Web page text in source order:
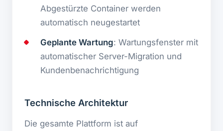
Abgestürzte Container werden
automatisch neugestartet
Geplante Wartung: Wartungsfenster mit
automatischer Server-Migration und
Kundenbenachrichtigung
Technische Architektur
Die gesamte Plattform ist auf